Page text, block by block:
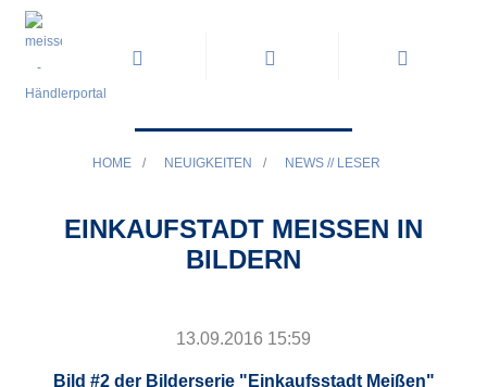
HOME / NEUIGKEITEN / NEWS // LESER
EINKAUFSTADT MEISSEN IN
BILDERN
13.09.2016 15:59
Bild #2 der Bilderserie "Einkaufsstadt Meißen"